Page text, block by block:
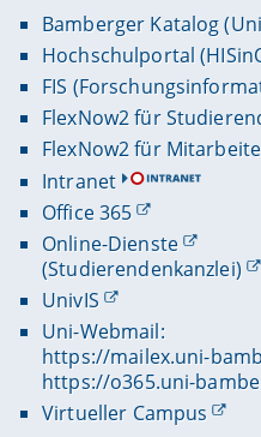
Bamberger Katalog
Hochschulportal
FIS
FlexNow2 für
FlexNow2 für
Intranet
Office 365
Online-Dienste
(Studierendenkanzlei)
UnivIS
Uni-Webmail:
https://mailex.uni-
https://o365.uni-
Virtueller Campus